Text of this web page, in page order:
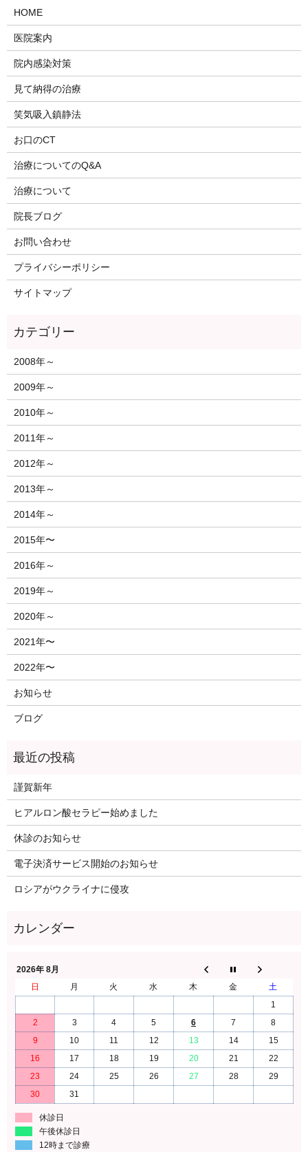
HOME
医院案内
院内感染対策
見て納得の治療
笑気吸入鎮静法
お口のCT
治療についてのQ&A
治療について
院長ブログ
お問い合わせ
プライバシーポリシー
サイトマップ
2008年～
2009年～
2010年～
2011年～
2012年～
2013年～
2014年～
2015年〜
2016年～
2019年～
2020年～
2021年〜
2022年〜
お知らせ
ブログ
謹賀新年
ヒアルロン酸セラピー始めました
休診のお知らせ
電子決済サービス開始のお知らせ
ロシアがウクライナに侵攻
2026年 8月
日
月 火 水 木 金
土
1
2
3 4 5 6 7
8
9
10 11 12 13 14
15
16
17 18 19 20 21
22
23
24 25 26 27 28
29
30
31
休診日
午後休診日
12時まで診療